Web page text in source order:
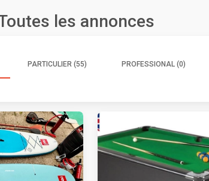
les annonces
PARTICULIER (55) PROFESSIONAL (0)